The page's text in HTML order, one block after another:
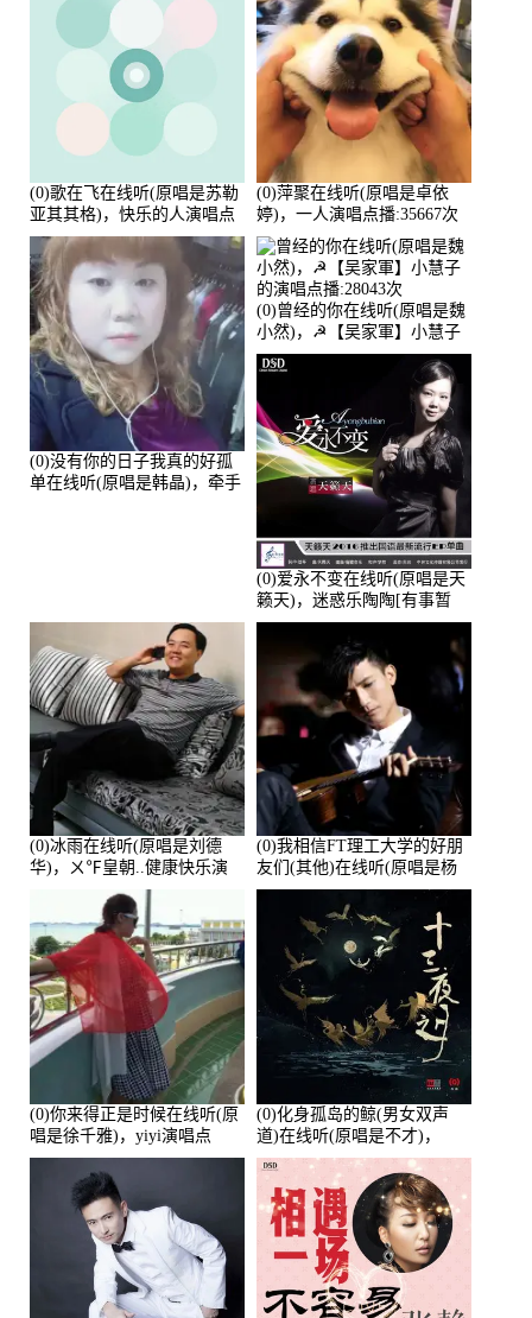
(0)歌在飞在线听(原唱是苏勒
亚其其格)，快乐的人演唱点
播:36次
(0)萍聚在线听(原唱是卓依
婷)，一人演唱点播:35667次
(0)没有你的日子我真的好孤
单在线听(原唱是韩晶)，牵手
(0)曾经的你在线听(原唱是魏
小然)，☭【吴家軍】小慧子
的演唱点播:28043次
(0)爱永不变在线听(原唱是天
籁天)，迷惑乐陶陶[有事暂
离]演唱点播:27678次
(0)冰雨在线听(原唱是刘德
华)，ㄨ℉皇朝..健康快乐演
唱点播:26643次
(0)我相信FT理工大学的好朋
友们(其他)在线听(原唱是杨
培安)，老乔演唱点播:23714
(0)你来得正是时候在线听(原
唱是徐千雅)，yiyi演唱点
播:21991次
(0)化身孤岛的鲸(男女双声
道)在线听(原唱是不才)，
HGBai演唱点播:19428次